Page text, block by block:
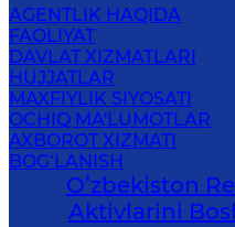
AGENTLIK HAQIDA
FAOLIYAT
DAVLAT XIZMATLARI
HUJJATLAR
MAXFIYLIK SIYOSATI
OCHIQ MA'LUMOTLAR
AXBOROT XIZMATI
BOG‘LANISH
Oʻzbekiston
Aktivlarini